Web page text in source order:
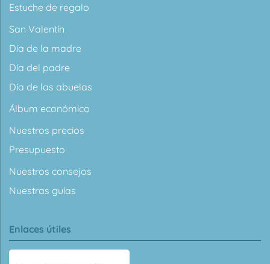
Estuche de regalo
San Valentín
Día de la madre
Día del padre
Día de las abuelas
Álbum económico
Nuestros precios
Presupuesto
Nuestros consejos
Nuestras guías
Enlaces útiles